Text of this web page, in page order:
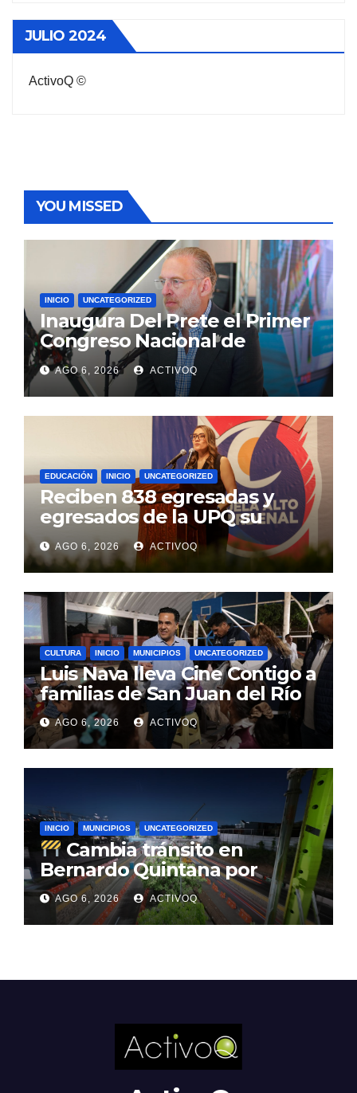
JULIO 2024
ActivoQ ©
YOU MISSED
INICIO UNCATEGORIZED
Inaugura Del Prete el Primer
Congreso Nacional de
Clústers en Querétaro
AGO 6, 2026 ACTIVOQ
EDUCACIÓN INICIO UNCATEGORIZED
Reciben 838 egresadas y
egresados de la UPQ su
título profesional
AGO 6, 2026 ACTIVOQ
CULTURA INICIO MUNICIPIOS UNCATEGORIZED
Luis Nava lleva Cine Contigo a
familias de San Juan del Río
AGO 6, 2026 ACTIVOQ
INICIO MUNICIPIOS UNCATEGORIZED
Cambia tránsito en
Bernardo Quintana por
avance de tren
AGO 6, 2026 ACTIVOQ